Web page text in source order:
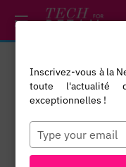
*/
Inscrivez-vous à la
toute l'actualité
exceptionnelles !
Type
your
email